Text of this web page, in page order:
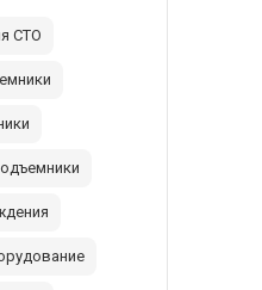
СТО